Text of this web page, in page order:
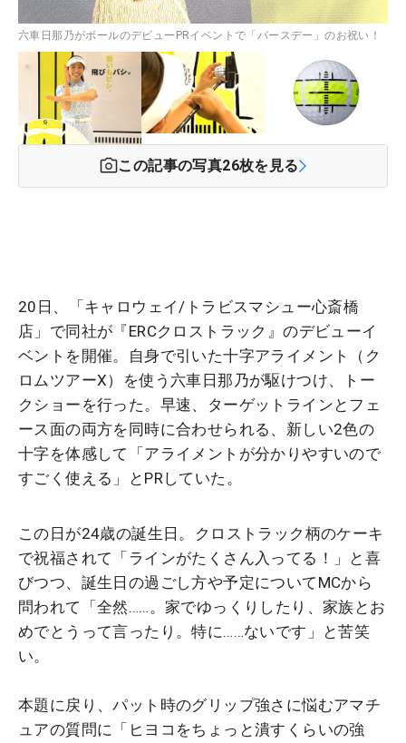
六車日那乃がボールのデビューPRイベントで「バースデー」のお祝い！
この記事の写真26枚を見る
20日、「キャロウェイ/トラビスマシュー心斎橋
店」で同社が『ERCクロストラック』のデビューイ
ベントを開催。自身で引いた十字アライメント（ク
ロムツアーX）を使う六車日那乃が駆けつけ、トー
クショーを行った。早速、ターゲットラインとフェ
ース面の両方を同時に合わせられる、新しい2色の
十字を体感して「アライメントが分かりやすいので
すごく使える」とPRしていた。
この日が24歳の誕生日。クロストラック柄のケーキ
で祝福されて「ラインがたくさん入ってる！」と喜
びつつ、誕生日の過ごし方や予定についてMCから
問われて「全然……。家でゆっくりしたり、家族とお
めでとうって言ったり。特に……ないです」と苦笑
い。
本題に戻り、パット時のグリップ強さに悩むアマチ
ュアの質問に「ヒヨコをちょっと潰すくらいの強